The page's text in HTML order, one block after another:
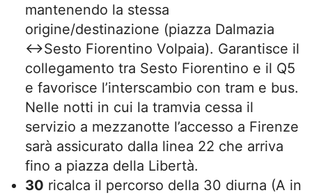
mantenendo la stessa
origine/destinazione (piazza Dalmazia
↔Sesto Fiorentino Volpaia). Garantisce il
collegamento tra Sesto Fiorentino e il Q5
e favorisce l’interscambio con tram e bus.
Nelle notti in cui la tramvia cessa il
servizio a mezzanotte l’accesso a Firenze
sarà assicurato dalla linea 22 che arriva
fino a piazza della Libertà.
30 ricalca il percorso della 30 diurna (A in